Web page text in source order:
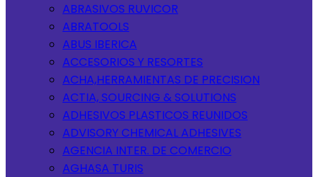
ABRASIVOS RUVICOR
ABRATOOLS
ABUS IBERICA
ACCESORIOS Y RESORTES
ACHA,HERRAMIENTAS DE PRECISION
ACTIA, SOURCING & SOLUTIONS
ADHESIVOS PLASTICOS REUNIDOS
ADVISORY CHEMICAL ADHESIVES
AGENCIA INTER. DE COMERCIO
AGHASA TURIS